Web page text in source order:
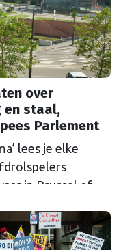
over
en staal,
Parlement
lees je elke
in Brussel of